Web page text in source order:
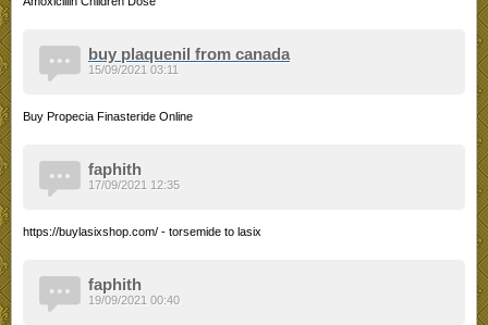
buy plaquenil from canada
Buy Propecia Finasteride Online
15/09/2021 03:11
faphith
https://buylasixshop.com/ - torsemide to lasix
17/09/2021 12:35
faphith
19/09/2021 00:40